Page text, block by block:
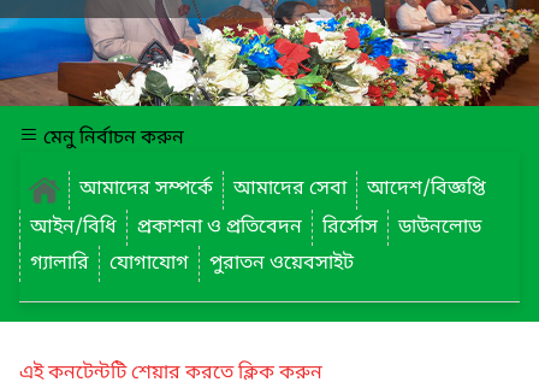
মেনু নির্বাচন করুন
আমাদের সম্পর্কে
আমাদের সেবা
আদেশ/বিজ্ঞপ্তি
আইন/বিধি
প্রকাশনা ও প্রতিবেদন রির্সোস
ডাউনলোড
গ্যালারি
যোগাযোগ পুরাতন ওয়েবসাইট
এই কনটেন্টটি শেয়ার করতে ক্লিক করুন